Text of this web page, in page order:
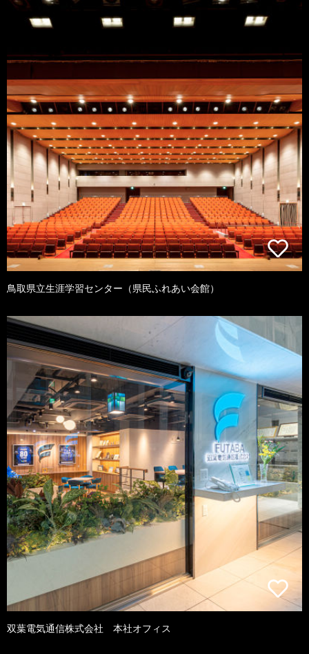
鳥取県立生涯学習センター（県民ふれあい会館）
双葉電気通信株式会社 本社オフィス